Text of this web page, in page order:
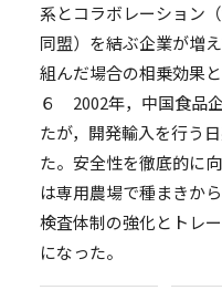
系とコラボレーション
同盟）を結ぶ企業が増
組んだ場合の相乗効果
６ 2002年，中国食品
たが，開発輸入を行う
た。安全性を徹底的に
は専用農場で種まきか
検査体制の強化とトレ
になった。